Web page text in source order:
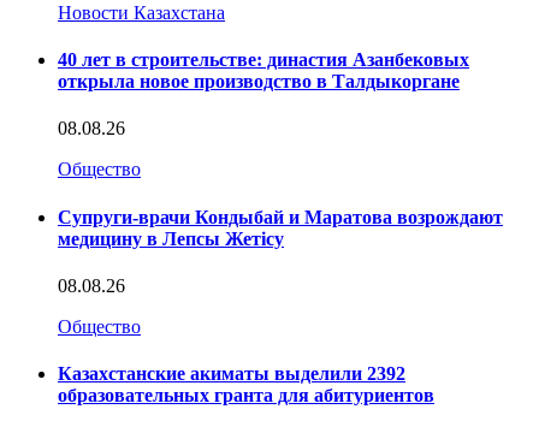
Новости Казахстана
40 лет в строительстве: династия Азанбековых
открыла новое производство в Талдыкоргане
08.08.26
Общество
Супруги-врачи Кондыбай и Маратова возрождают
медицину в Лепсы Жетісу
08.08.26
Общество
Казахстанские акиматы выделили 2392
образовательных гранта для абитуриентов